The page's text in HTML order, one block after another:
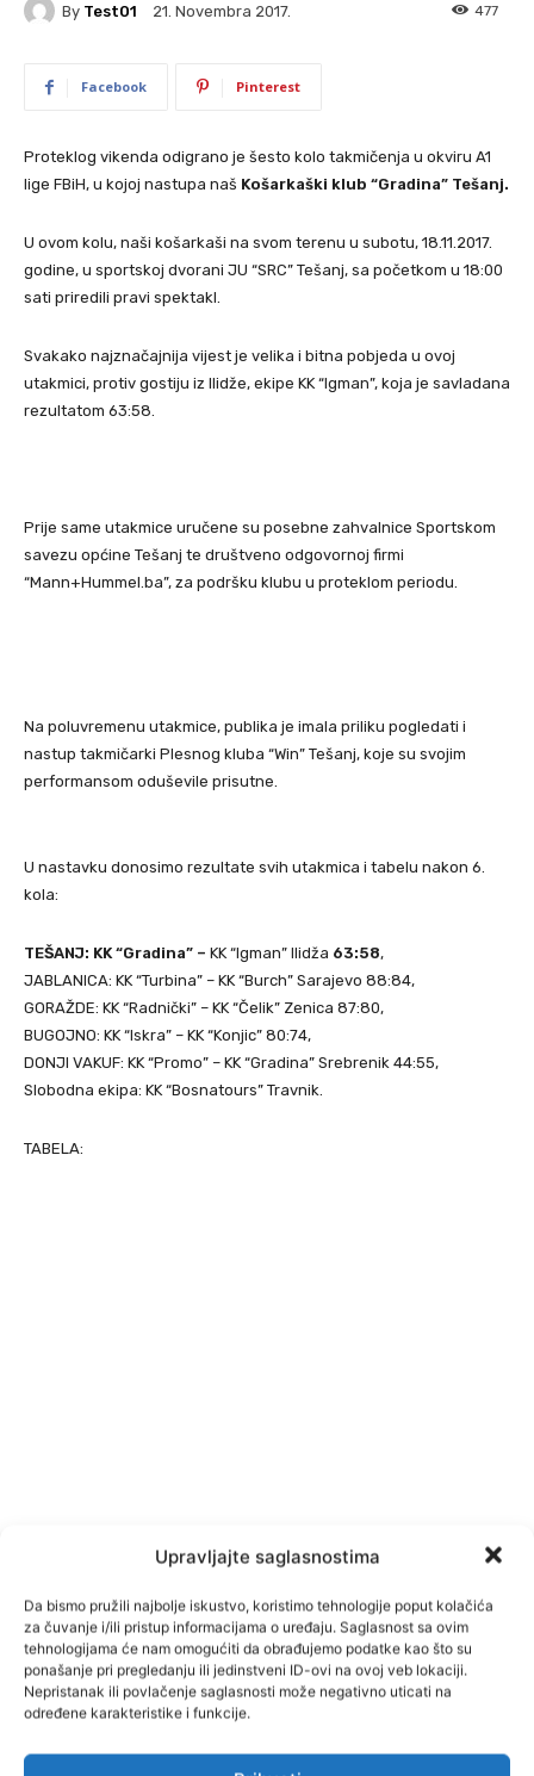
Upravljajte saglasnostima
Da bismo pružili najbolje iskustvo, koristimo tehnologije poput kolačića
za čuvanje i/ili pristup informacijama o uređaju. Saglasnost sa ovim
tehnologijama će nam omogućiti da obrađujemo podatke kao što su
ponašanje pri pregledanju ili jedinstveni ID-ovi na ovoj veb lokaciji.
Nepristanak ili povlačenje saglasnosti može negativno uticati na
određene karakteristike i funkcije.
By Test01 21. Novembra 2017. 477
Facebook Pinterest
Proteklog vikenda odigrano je šesto kolo takmičenja u okviru A1
lige FBiH, u kojoj nastupa naš Košarkaški klub “Gradina” Tešanj.
U ovom kolu, naši košarkaši na svom terenu u subotu, 18.11.2017.
godine, u sportskoj dvorani JU “SRC” Tešanj, sa početkom u 18:00
sati priredili pravi spektakl.
Svakako najznačajnija vijest je velika i bitna pobjeda u ovoj
utakmici, protiv gostiju iz Ilidže, ekipe KK “Igman”, koja je savladana
rezultatom 63:58.
Prije same utakmice uručene su posebne zahvalnice Sportskom
savezu općine Tešanj te društveno odgovornoj firmi
“Mann+Hummel.ba”, za podršku klubu u proteklom periodu.
Na poluvremenu utakmice, publika je imala priliku pogledati i
nastup takmičarki Plesnog kluba “Win” Tešanj, koje su svojim
performansom oduševile prisutne.
U nastavku donosimo rezultate svih utakmica i tabelu nakon 6.
kola:
TEŠANJ: KK “Gradina” – KK “Igman” Ilidža 63:58,
JABLANICA: KK “Turbina” – KK “Burch” Sarajevo 88:84,
GORAŽDE: KK “Radnički” – KK “Čelik” Zenica 87:80,
BUGOJNO: KK “Iskra” – KK “Konjic” 80:74,
DONJI VAKUF: KK “Promo” – KK “Gradina” Srebrenik 44:55,
Slobodna ekipa: KK “Bosnatours” Travnik.
TABELA: